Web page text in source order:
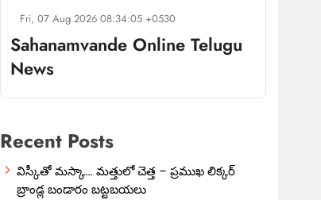
Fri, 07 Aug 2026 08:34:05 +0530
Sahanamvande Online Telugu
News
Recent Posts
విస్కీతో మస్కా… మత్తులో చెత్త – ప్రముఖ లిక్కర్
బ్రాండ్ల బండారం బట్టబయలు